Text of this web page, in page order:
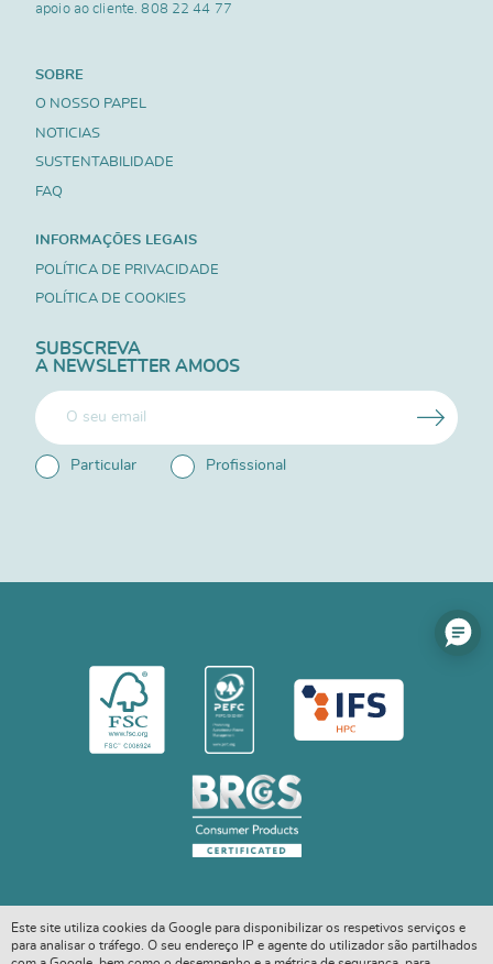
apoio ao cliente.808 22 44 77
SOBRE
O NOSSO PAPEL
NOTICIAS
SUSTENTABILIDADE
FAQ
INFORMAÇÕES LEGAIS
POLÍTICA DE PRIVACIDADE
POLÍTICA DE COOKIES
SUBSCREVA
A NEWSLETTER AMOOS
Particular Profissional
Este site utiliza cookies da Google para disponibilizar os respetivos serviços e
para analisar o tráfego. O seu endereço IP e agente do utilizador são partilhados